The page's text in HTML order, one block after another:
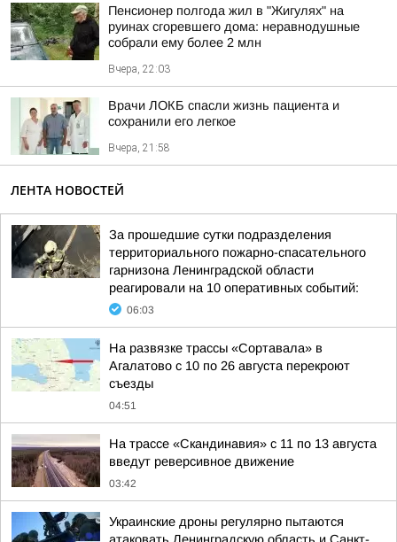
Пенсионер полгода жил в "Жигулях" на
руинах сгоревшего дома: неравнодушные
собрали ему более 2 млн
Вчера, 22:03
Врачи ЛОКБ спасли жизнь пациента и
сохранили его легкое
Вчера, 21:58
ЛЕНТА НОВОСТЕЙ
За прошедшие сутки подразделения
территориального пожарно-спасательного
гарнизона Ленинградской области
реагировали на 10 оперативных событий:
06:03
На развязке трассы «Сортавала» в
Агалатово с 10 по 26 августа перекроют
съезды
04:51
На трассе «Скандинавия» с 11 по 13 августа
введут реверсивное движение
03:42
Украинские дроны регулярно пытаются